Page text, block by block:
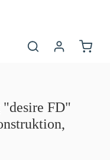
5 Sternen
"desire FD"